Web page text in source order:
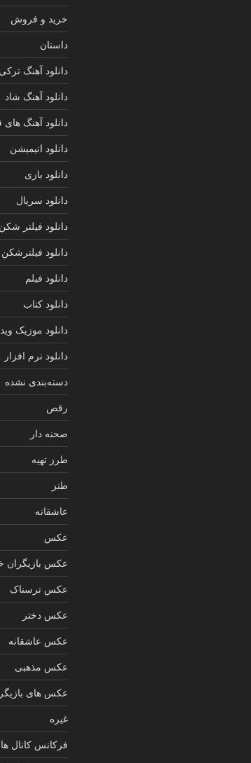
خرید و فروش
داستان
دانلود آهنگ
دانلود آهنگ شاد
دانلود آهنگ
دانلود انیمیشن
دانلود بازی
دانلود سریال
دانلود فیلتر
دانلود فیلترشکن
دانلود فیلم
دانلود کتاب
دانلود موزیک
دانلود نرم افزار
دسته‌بندی نشده
رقص
صحنه دار
طرز تهیه
طنز
عاشقانه
عکس
عکس بازیگران
عکس ترسناک
عکس دختر
عکس عاشقانه
عکس مذهبی
عکس های
غیره
فرکانس کانال